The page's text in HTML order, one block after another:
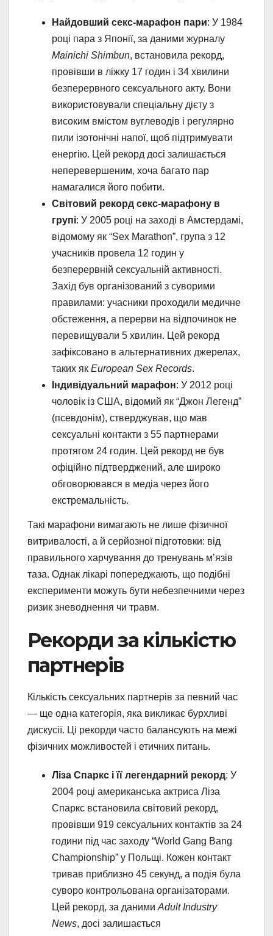
Найдовший секс-марафон пари: У 1984
році пара з Японії, за даними журналу
Mainichi Shimbun, встановила рекорд,
провівши в ліжку 17 годин і 34 хвилини
безперервного сексуального акту. Вони
використовували спеціальну дієту з
високим вмістом вуглеводів і регулярно
пили ізотонічні напої, щоб підтримувати
енергію. Цей рекорд досі залишається
неперевершеним, хоча багато пар
намагалися його побити.
Світовий рекорд секс-марафону в
групі: У 2005 році на заході в Амстердамі,
відомому як “Sex Marathon”, група з 12
учасників провела 12 годин у
безперервній сексуальній активності.
Захід був організований з суворими
правилами: учасники проходили медичне
обстеження, а перерви на відпочинок не
перевищували 5 хвилин. Цей рекорд
зафіксовано в альтернативних джерелах,
таких як European Sex Records.
Індивідуальний марафон: У 2012 році
чоловік із США, відомий як “Джон Легенд”
(псевдонім), стверджував, що мав
сексуальні контакти з 55 партнерами
протягом 24 годин. Цей рекорд не був
офіційно підтверджений, але широко
обговорювався в медіа через його
екстремальність.
Такі марафони вимагають не лише фізичної
витривалості, а й серйозної підготовки: від
правильного харчування до тренувань м’язів
таза. Однак лікарі попереджають, що подібні
експерименти можуть бути небезпечними через
ризик зневоднення чи травм.
Рекорди за кількістю
партнерів
Кількість сексуальних партнерів за певний час
— ще одна категорія, яка викликає бурхливі
дискусії. Ці рекорди часто балансують на межі
фізичних можливостей і етичних питань.
Ліза Спаркс і її легендарний рекорд: У
2004 році американська актриса Ліза
Спаркс встановила світовий рекорд,
провівши 919 сексуальних контактів за 24
години під час заходу “World Gang Bang
Championship” у Польщі. Кожен контакт
тривав приблизно 45 секунд, а подія була
суворо контрольована організаторами.
Цей рекорд, за даними Adult Industry
News, досі залишається